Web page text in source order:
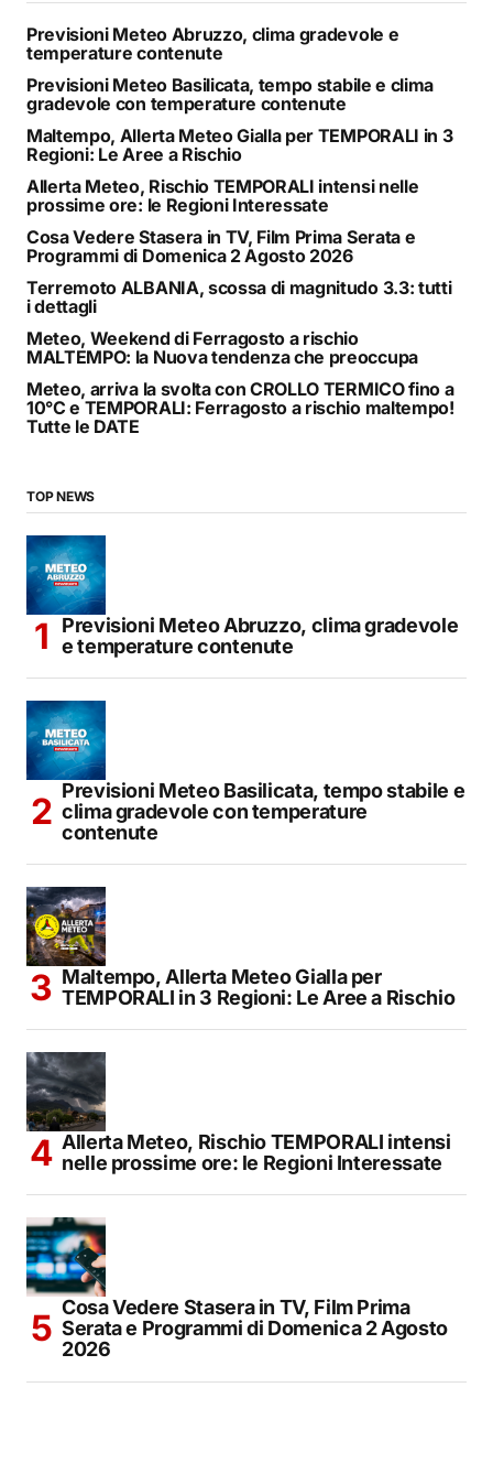
Previsioni Meteo Abruzzo, clima gradevole e
temperature contenute
Previsioni Meteo Basilicata, tempo stabile e clima
gradevole con temperature contenute
Maltempo, Allerta Meteo Gialla per TEMPORALI in 3
Regioni: Le Aree a Rischio
Allerta Meteo, Rischio TEMPORALI intensi nelle
prossime ore: le Regioni Interessate
Cosa Vedere Stasera in TV, Film Prima Serata e
Programmi di Domenica 2 Agosto 2026
Terremoto ALBANIA, scossa di magnitudo 3.3: tutti
i dettagli
Meteo, Weekend di Ferragosto a rischio
MALTEMPO: la Nuova tendenza che preoccupa
Meteo, arriva la svolta con CROLLO TERMICO fino a
10°C e TEMPORALI: Ferragosto a rischio maltempo!
Tutte le DATE
TOP NEWS
Previsioni Meteo Abruzzo, clima gradevole
e temperature contenute
Previsioni Meteo Basilicata, tempo stabile e
clima gradevole con temperature
contenute
Maltempo, Allerta Meteo Gialla per
TEMPORALI in 3 Regioni: Le Aree a Rischio
Allerta Meteo, Rischio TEMPORALI intensi
nelle prossime ore: le Regioni Interessate
Cosa Vedere Stasera in TV, Film Prima
Serata e Programmi di Domenica 2 Agosto
2026